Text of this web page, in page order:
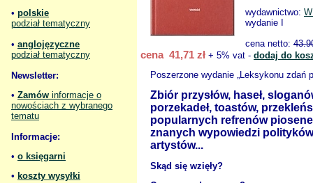
• polskie
podział tematyczny
• anglojęzyczne
podział tematyczny
Newsletter:
• Zamów informacje o
nowościach z wybranego
tematu
Informacje:
• o księgarni
• koszty wysyłki
wydawnictwo:
wydanie I
cena netto:
cena 41,71 zł + 5% vat - dodaj do
Poszerzone wydanie „Leksykonu zdań
Zbiór przysłów, haseł,
porzekadeł, toastów,
popularnych refrenów
znanych wypowiedzi
artystów...
Skąd się wzięły?